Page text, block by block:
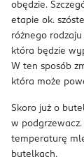
obędzie.
etapie ok.
różnego
która będzie
W ten sposób
która może
Skoro już o
w
temperaturę
butelkach.